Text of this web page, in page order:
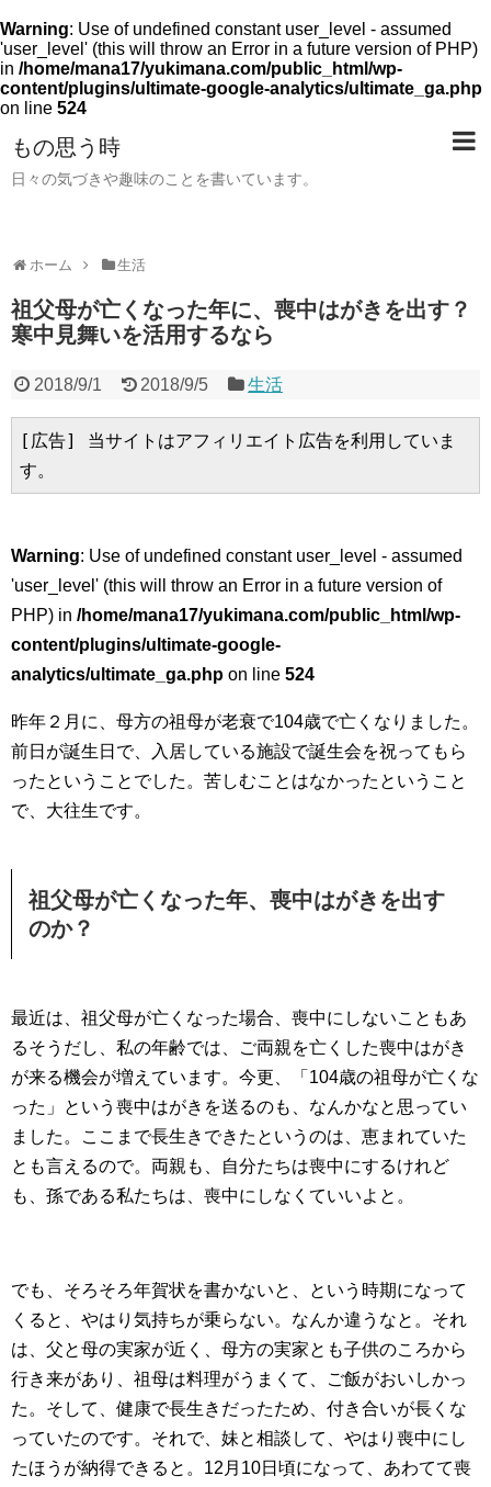
Warning: Use of undefined constant user_level - assumed
'user_level' (this will throw an Error in a future version of PHP)
in /home/mana17/yukimana.com/public_html/wp-
content/plugins/ultimate-google-analytics/ultimate_ga.php
on line 524
もの思う時
日々の気づきや趣味のことを書いています。
ホーム 生活
祖父母が亡くなった年に、喪中はがきを出す？
寒中見舞いを活用するなら
2018/9/1 2018/9/5 生活
[広告] 当サイトはアフィリエイト広告を利用していま
す。
Warning: Use of undefined constant user_level - assumed
'user_level' (this will throw an Error in a future version of
PHP) in /home/mana17/yukimana.com/public_html/wp-
content/plugins/ultimate-google-
analytics/ultimate_ga.php on line 524
昨年２月に、母方の祖母が老衰で104歳で亡くなりました。
前日が誕生日で、入居している施設で誕生会を祝ってもら
ったということでした。苦しむことはなかったということ
で、大往生です。
祖父母が亡くなった年、喪中はがきを出す
のか？
最近は、祖父母が亡くなった場合、喪中にしないこともあ
るそうだし、私の年齢では、ご両親を亡くした喪中はがき
が来る機会が増えています。今更、「104歳の祖母が亡くな
った」という喪中はがきを送るのも、なんかなと思ってい
ました。ここまで長生きできたというのは、恵まれていた
とも言えるので。両親も、自分たちは喪中にするけれど
も、孫である私たちは、喪中にしなくていいよと。
でも、そろそろ年賀状を書かないと、という時期になって
くると、やはり気持ちが乗らない。なんか違うなと。それ
は、父と母の実家が近く、母方の実家とも子供のころから
行き来があり、祖母は料理がうまくて、ご飯がおいしかっ
た。そして、健康で長生きだったため、付き合いが長くな
っていたのです。それで、妹と相談して、やはり喪中にし
たほうが納得できると。12月10日頃になって、あわてて喪